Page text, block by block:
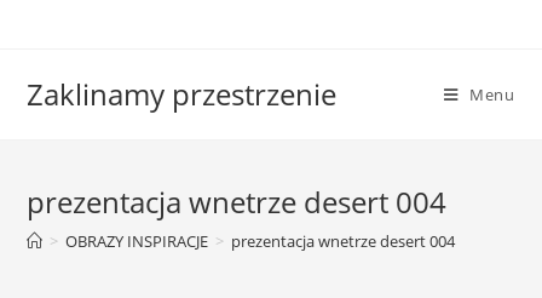
Zaklinamy przestrzenie Menu
prezentacja wnetrze desert 004
> OBRAZY INSPIRACJE > prezentacja wnetrze desert 004